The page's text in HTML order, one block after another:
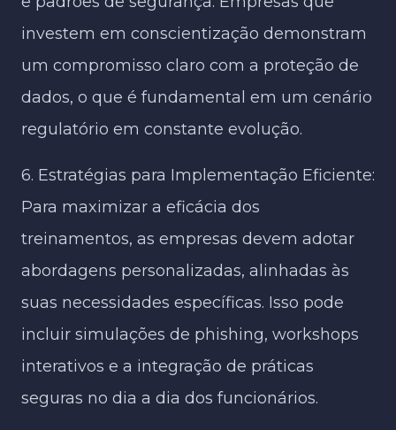
investem em conscientização demonstram
um compromisso claro com a proteção de
dados, o que é fundamental em um cenário
regulatório em constante evolução.
6. Estratégias para Implementação Eficiente:
Para maximizar a eficácia dos
treinamentos, as empresas devem adotar
abordagens personalizadas, alinhadas às
suas necessidades específicas. Isso pode
incluir simulações de phishing, workshops
interativos e a integração de práticas
seguras no dia a dia dos funcionários.